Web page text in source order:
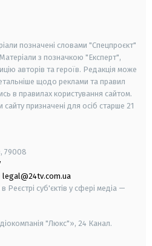
позначені словами "Спецпроєкт"
з позначкою "Експерт",
авторів та героїв. Редакція може
щодо реклами та правил
в правилах користування сайтом.
сайту призначені для осіб старше 21
79008
legal@24tv.com.ua
Реєстрі суб'єктів у сфері медіа —
"Люкс"», 24 Канал.